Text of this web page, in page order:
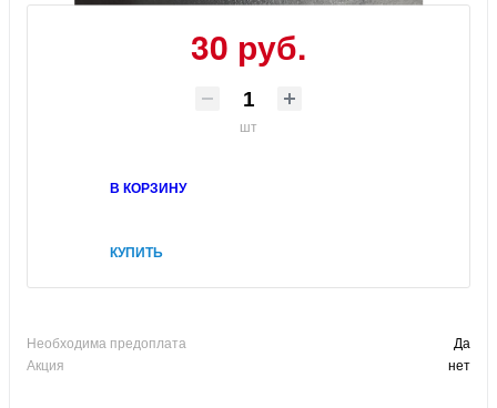
30 руб.
шт
В КОРЗИНУ
КУПИТЬ
Необходима предоплата
Да
Акция
нет